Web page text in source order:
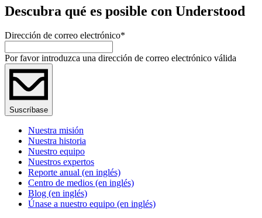
Descubra qué es posible con Understood
Dirección de correo electrónico*
Por favor introduzca una dirección de correo electrónico válida
Suscríbase
Nuestra misión
Nuestra historia
Nuestro equipo
Nuestros expertos
Reporte anual (en inglés)
Centro de medios (en inglés)
Blog (en inglés)
Únase a nuestro equipo (en inglés)